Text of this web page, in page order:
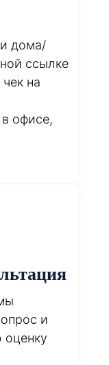
дома/
ссылке
на
офисе,
и
оценку